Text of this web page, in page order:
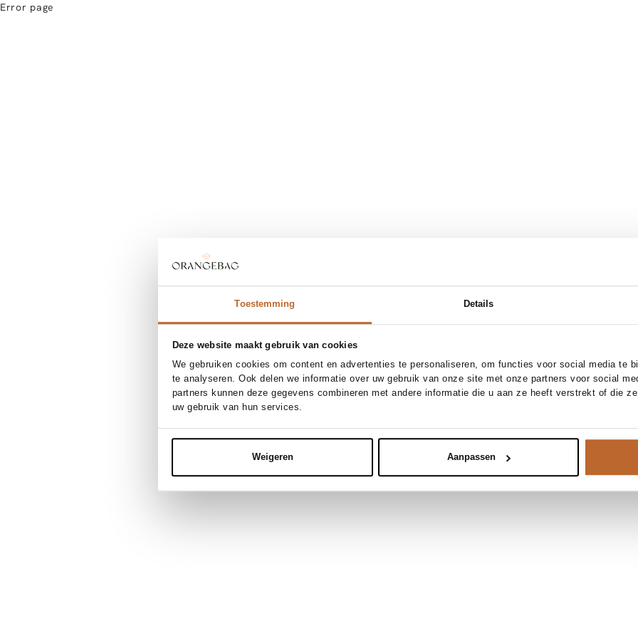
Toestemming Details
Deze website maakt gebruik van cookies
We gebruiken cookies om content en advertenties te personaliseren, om functies voor social media te
te analyseren. Ook delen we informatie over uw gebruik van onze site met onze partners voor social
partners kunnen deze gegevens combineren met andere informatie die u aan ze heeft verstrekt of die
uw gebruik van hun services.
Weigeren Aanpassen
Error page